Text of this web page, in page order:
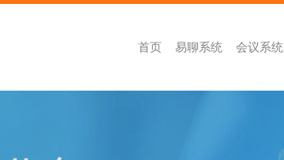
首页 易聊系统 会议系统